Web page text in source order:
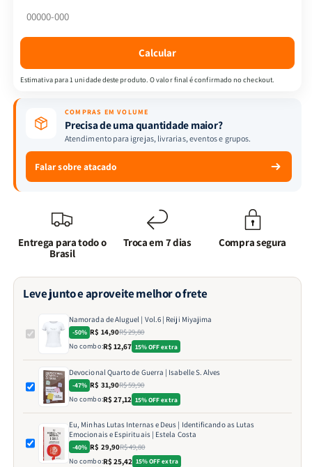
|
Calcular
Estimativa para 1 unidade deste produto. O valor final é confirmado no checkout.
COMPRAS EM VOLUME
Precisa de uma quantidade maior?
Atendimento para igrejas, livrarias, eventos e grupos.
Falar sobre atacado
Entrega para todo o
Brasil
Troca em 7 dias Compra segura
Leve junto e aproveite melhor o frete
Namorada de Aluguel | Vol.6 | Reiji Miyajima
-50% R$ 14,90R$ 29,80
No combo:R$ 12,67 15% OFF extra
Devocional Quarto de Guerra | Isabelle S. Alves
-47% R$ 31,90R$ 59,90
No combo:R$ 27,12 15% OFF extra
Eu, Minhas Lutas Internas e Deus | Identificando as Lutas
Emocionais e Espirituais | Estela Costa
-40% R$ 29,90R$ 49,80
No combo:R$ 25,42 15% OFF extra